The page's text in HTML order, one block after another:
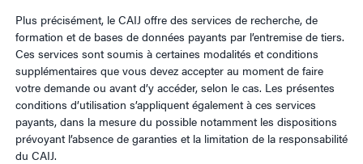
Plus précisément, le CAIJ offre des services de recherche, de
formation et de bases de données payants par l’entremise de tiers.
Ces services sont soumis à certaines modalités et conditions
supplémentaires que vous devez accepter au moment de faire
votre demande ou avant d’y accéder, selon le cas. Les présentes
conditions d’utilisation s’appliquent également à ces services
payants, dans la mesure du possible notamment les dispositions
prévoyant l’absence de garanties et la limitation de la responsabilité
du CAIJ.